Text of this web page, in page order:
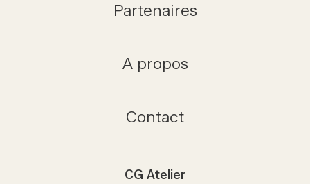
Partenaires
A propos
Contact
CG Atelier